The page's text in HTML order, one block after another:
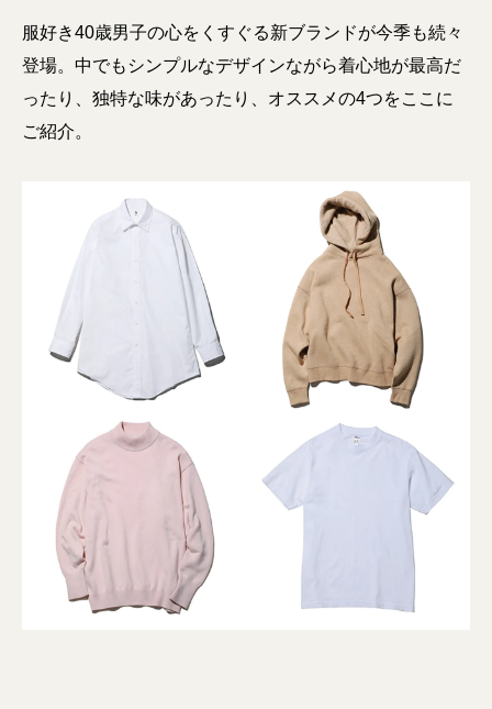
服好き40歳男子の心をくすぐる新ブランドが今季も続々
登場。中でもシンプルなデザインながら着心地が最高だ
ったり、独特な味があったり、オススメの4つをここに
ご紹介。